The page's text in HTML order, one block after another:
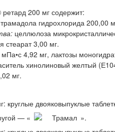
200 мг содержит:
трамадола гидрохлорида 200,00
целлюлоза
стеарат 3,00 мг.
4,92 мг, лактозы
хинолиновый желтый
мг.
круглые двояковыпуклые
— «
».